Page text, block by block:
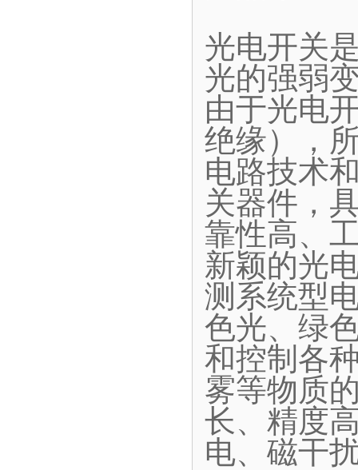
光电开关
光的强弱
由于光电
绝缘），
电路技术
关器件，
靠性高、
新颖的光
测系统型
色光、绿
和控制各
雾等物质
长、精度
电、磁干